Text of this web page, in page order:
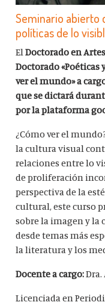
Seminario abierto
políticas de lo
ElDoctorado en Artes
Doctorado
ver el mundo» a
que se dictará
por la plataforma
¿Cómo ver el
la cultura visual
relaciones entre lo
de proliferación
perspectiva de la
cultural, este curso
sobre la imagen y
desde temas más
la literatura y los
Docente a cargo:
Licenciada en